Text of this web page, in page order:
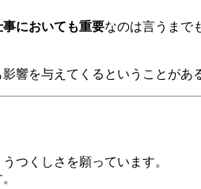
においても重要なのは言うまで
響を与えてくるということがあ
つくしさを願っています。